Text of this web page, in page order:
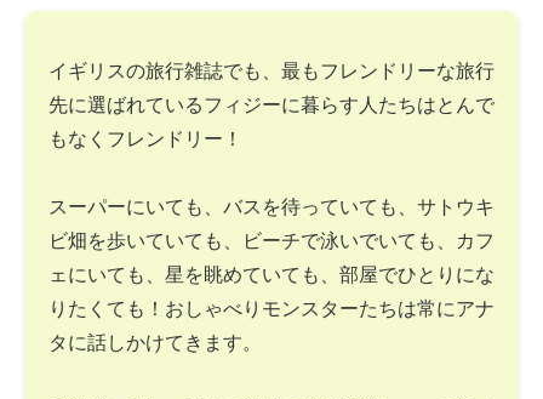
イギリスの旅行雑誌でも、最もフレンドリーな旅行
先に選ばれているフィジーに暮らす人たちはとんで
もなくフレンドリー！
スーパーにいても、バスを待っていても、サトウキ
ビ畑を歩いていても、ビーチで泳いでいても、カフ
ェにいても、星を眺めていても、部屋でひとりにな
りたくても！おしゃべりモンスターたちは常にアナ
タに話しかけてきます。